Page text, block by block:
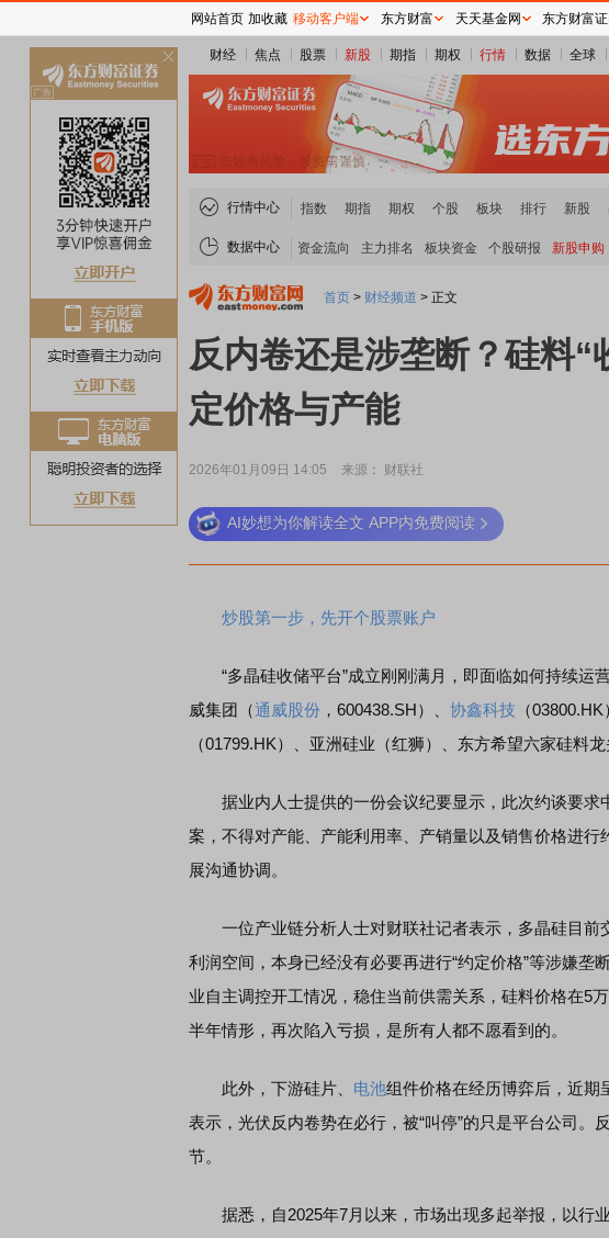
财经 焦点 股票 新股 期指 期权 行情 数据 全球
行情中心 指数 期指 期权 个股 板块 排行 新股
数据中心 资金流向 主力排名 板块资金 个股研报 新股申购
首页 > 财经频道 > 正文
反内卷还是涉垄断？硅料
定价格与产能
2026年01月09日 14:05 来源： 财联社
AI妙想为你解读全文 APP内免费阅读
炒股第一步，先开个股票账户
“多晶硅收储平台”成立刚刚满月，即面临如何持续运
威集团（通威股份 ，600438.SH）、 协鑫科技 （03800.HK
（01799.HK）、亚洲硅业（红狮）、东方希望六家硅料
据业内人士提供的一份会议纪要显示，此次约谈要求
案，不得对产能、产能利用率、产销量以及销售价格进
展沟通协调。
一位产业链分析人士对财联社记者表示，多晶硅目前
利润空间，本身已经没有必要再进行“约定价格”等涉嫌垄
业自主调控开工情况，稳住当前供需关系，硅料价格在5
半年情形，再次陷入亏损，是所有人都不愿看到的。
此外，下游硅片、 电池组件价格在经历博弈后，近期
表示，光伏反内卷势在必行，被“叫停”的只是平台公司。
节。
据悉，自2025年7月以来，市场出现多起举报，以行
稀土板块领涨
网站首页 加收藏 移动客户端 东方财富 天天基金网 东方财富
关